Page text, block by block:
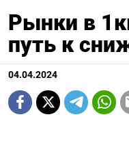
Рынки в
путь к
04.04.2024